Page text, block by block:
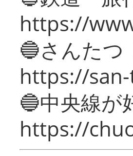
https://
🔵さんたつ
https://
🔵中央線が
https://